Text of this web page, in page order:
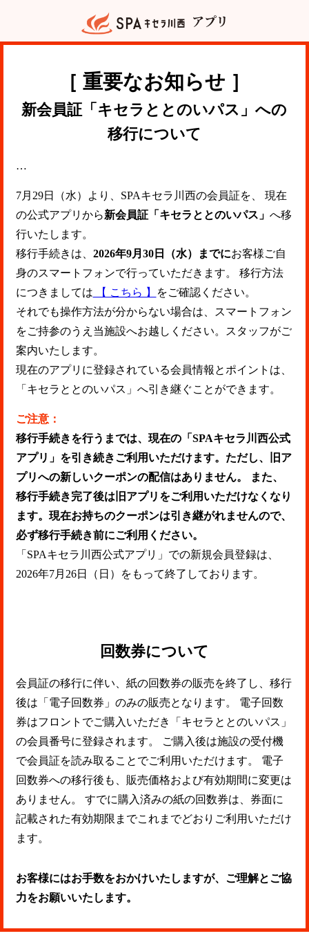
アプリ
［ 重要なお知らせ ］
新会員証「キセラととのいパス」への
移行について
…
7月29日（水）より、SPAキセラ川西の会員証を、 現在
の公式アプリから新会員証「キセラととのいパス」 へ移
行いたします。
移行手続きは、 2026年9月30日（水）までにお客様ご自
身のスマートフォンで行っていただきます。 移行方法
につきましては 【 こちら 】
をご確認ください。
それでも操作方法が分からない場合は、スマートフォン
をご持参のうえ当施設へお越しください。スタッフがご
案内いたします。
現在のアプリに登録されている会員情報とポイントは、
「キセラととのいパス」へ引き継ぐことができます。
ご注意：
移行手続きを行うまでは、現在の「SPAキセラ川西公式
アプリ」を引き続きご利用いただけます。ただし、旧ア
プリへの新しいクーポンの配信はありません。 また、
移行手続き完了後は旧アプリをご利用いただけなくなり
ます。現在お持ちのクーポンは引き継がれませんので、
必ず移行手続き前にご利用ください。
「SPAキセラ川西公式アプリ」での新規会員登録は、
2026年7月26日（日）をもって終了しております。
回数券について
会員証の移行に伴い、紙の回数券の販売を終了し、移行
後は「電子回数券」のみの販売となります。 電子回数
券はフロントでご購入いただき「キセラととのいパス」
の会員番号に登録されます。 ご購入後は施設の受付機
で会員証を読み取ることでご利用いただけます。 電子
回数券への移行後も、販売価格および有効期間に変更は
ありません。 すでに購入済みの紙の回数券は、券面に
記載された有効期限までこれまでどおりご利用いただけ
ます。
お客様にはお手数をおかけいたしますが、ご理解とご協
力をお願いいたします。